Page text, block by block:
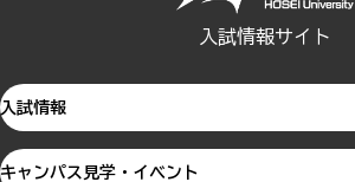
入試情報サイト
入試情報
キャンパス見学・イベント